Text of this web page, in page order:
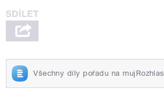
Všechny díly pořadu na mujRozhlas